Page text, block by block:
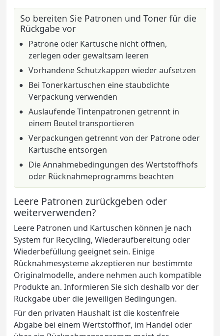
So bereiten Sie Patronen und Toner für die
Rückgabe vor
Patrone oder Kartusche nicht öffnen,
zerlegen oder gewaltsam leeren
Vorhandene Schutzkappen wieder aufsetzen
Bei Tonerkartuschen eine staubdichte
Verpackung verwenden
Auslaufende Tintenpatronen getrennt in
einem Beutel transportieren
Verpackungen getrennt von der Patrone oder
Kartusche entsorgen
Die Annahmebedingungen des Wertstoffhofs
oder Rücknahmeprogramms beachten
Leere Patronen zurückgeben oder
weiterverwenden?
Leere Patronen und Kartuschen können je nach
System für Recycling, Wiederaufbereitung oder
Wiederbefüllung geeignet sein. Einige
Rücknahmesysteme akzeptieren nur bestimmte
Originalmodelle, andere nehmen auch kompatible
Produkte an. Informieren Sie sich deshalb vor der
Rückgabe über die jeweiligen Bedingungen.
Für den privaten Haushalt ist die kostenfreie
Abgabe bei einem Wertstoffhof, im Handel oder